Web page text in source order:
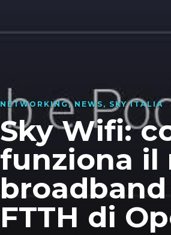
NETWORKING,NEWS , SKY ITALIA
Sky Wifi:
funziona il
FTTH di